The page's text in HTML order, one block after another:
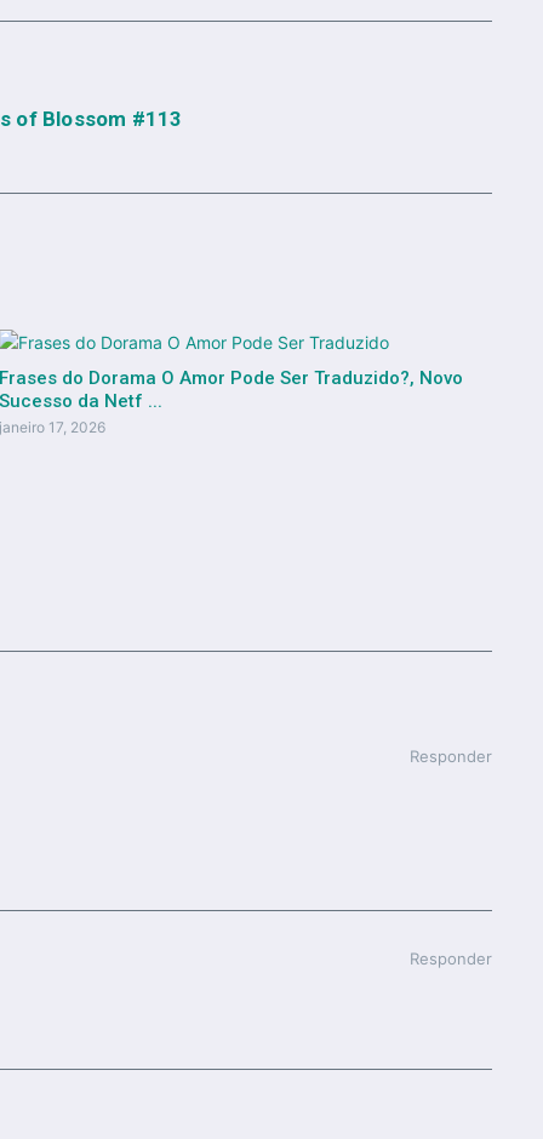
of Blossom #113
Frases do Dorama O Amor Pode Ser Traduzido?, Novo
Sucesso da Netf ...
janeiro 17, 2026
Responder
Responder